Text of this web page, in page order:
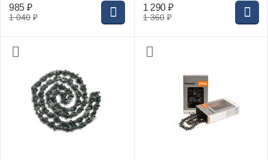
1 040 ₽
985 ₽
1 360 ₽
1 290 ₽